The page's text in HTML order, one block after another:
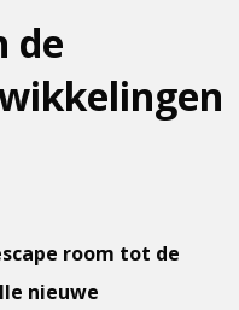
de
room tot de
nieuwe